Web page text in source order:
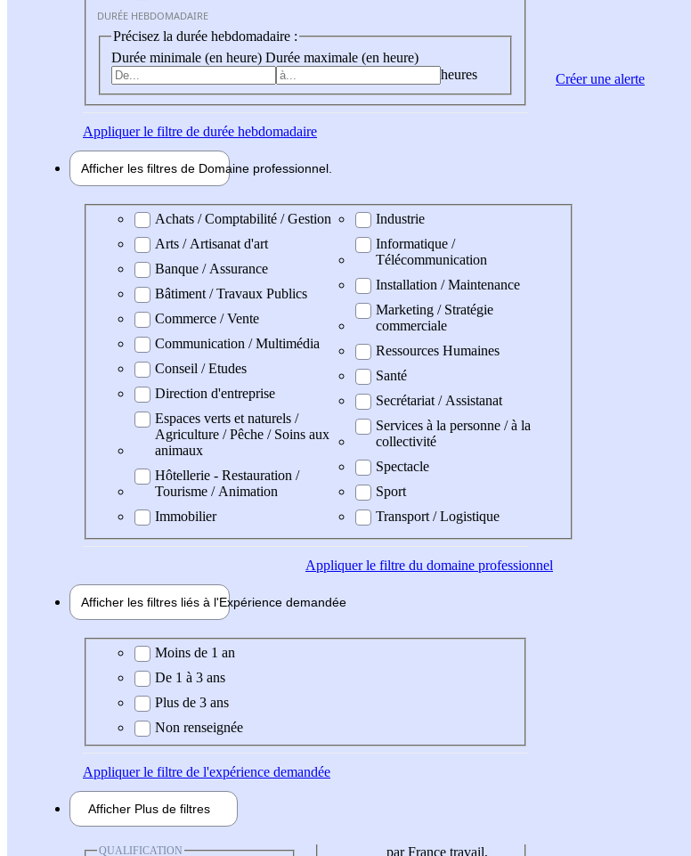
DURÉE HEBDOMADAIRE
Précisez la durée hebdomadaire :
Durée minimale (en heure) Durée maximale (en heure)
heures
Appliquerle filtre de durée hebdomadaire
Afficher les filtres de Domaine professionnel
Domaine professionel
Achats / Comptabilité / Gestion
Arts / Artisanat d'art
Banque / Assurance
Bâtiment / Travaux Publics
Commerce / Vente
Communication / Multimédia
Conseil / Etudes
Direction d'entreprise
Espaces verts et naturels /
Agriculture / Pêche / Soins aux
animaux
Hôtellerie - Restauration /
Tourisme / Animation
Immobilier
Industrie
Informatique /
Télécommunication
Installation / Maintenance
Marketing / Stratégie
commerciale
Ressources Humaines
Santé
Secrétariat / Assistanat
Services à la personne / à la
collectivité
Spectacle
Sport
Transport / Logistique
Appliquerle filtre du domaine professionnel
Afficher les filtres liés à l'Expérience demandée
Expérience demandée
Moins de 1 an
De 1 à 3 ans
Plus de 3 ans
Non renseignée
Appliquerle filtre de l'expérience demandée
Afficher Plus de filtres
QUALIFICATION
par France travail,
Créer une alerte